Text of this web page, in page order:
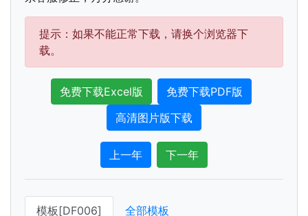
提示：如果不能正常下载，请换个浏览器下
载。
免费下载Excel版
免费下载PDF版
高清图片版下载
上一年 下一年
模板[DF006] 全部模板